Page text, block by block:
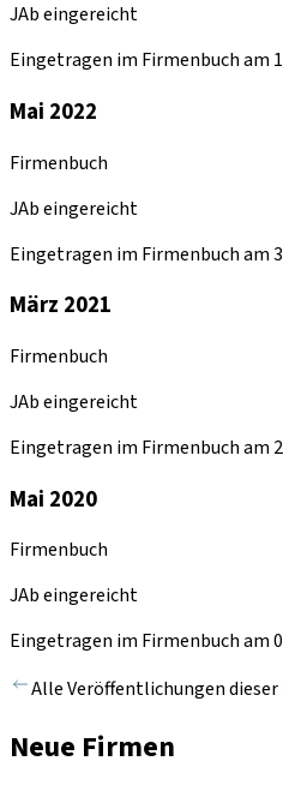
JAb eingereicht
Eingetragen im Firmenbuch am
Mai 2022
Firmenbuch
JAb eingereicht
Eingetragen im Firmenbuch am
März 2021
Firmenbuch
JAb eingereicht
Eingetragen im Firmenbuch am
Mai 2020
Firmenbuch
JAb eingereicht
Eingetragen im Firmenbuch am
Alle Veröffentlichungen
Neue Firmen